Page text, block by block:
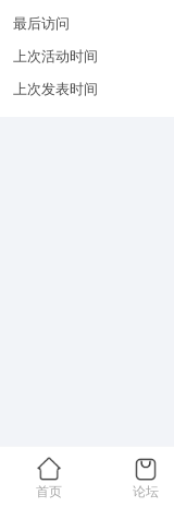
最后访问
上次活动时间
上次发表时间
首页 论坛